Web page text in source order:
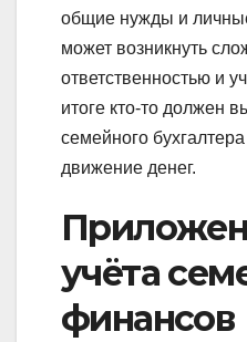
общие нужды и
может возникнуть
ответственностью и
итоге кто-то должен
семейного
движение денег.
учёта
финансов